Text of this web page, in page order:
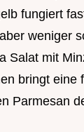
fungiert
weniger
Salat mit
bringt eine
Parmesan